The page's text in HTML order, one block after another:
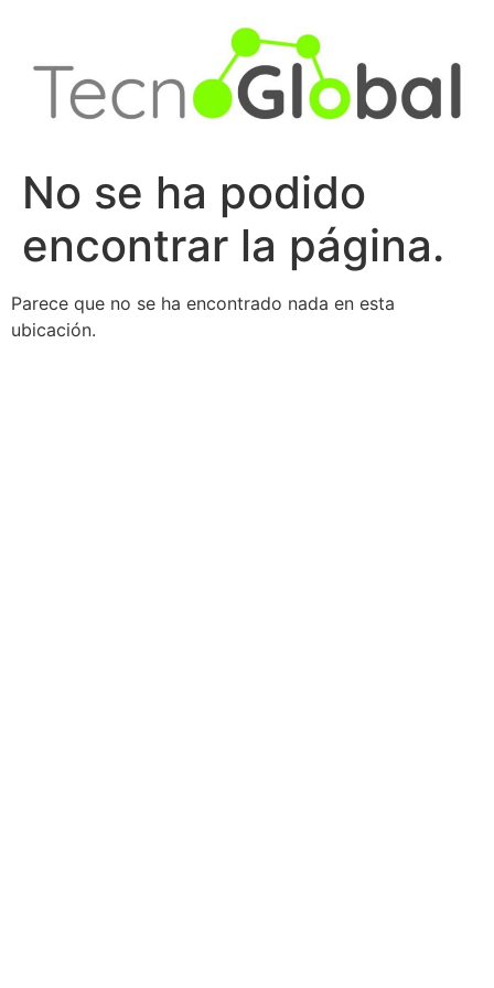
contenido
No se ha podido
encontrar la página.
Parece que no se ha encontrado nada en esta
ubicación.